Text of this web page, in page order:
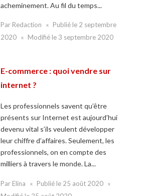
acheminement. Au fil du temps...
Par Redaction Publié le 2 septembre
2020
Modifié le 3 septembre 2020
E-commerce : quoi vendre sur
internet ?
Les professionnels savent qu’être
présents sur Internet est aujourd’hui
devenu vital s’ils veulent développer
leur chiffre d’affaires. Seulement, les
professionnels, on en compte des
milliers à travers le monde. La...
Par Elina Publié le 25 août 2020